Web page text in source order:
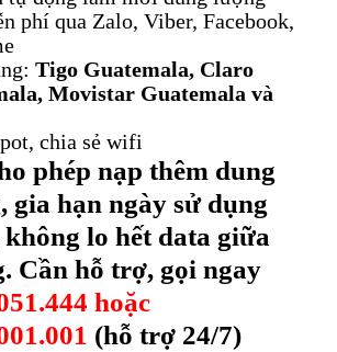
phí qua Zalo, Viber, Facebook,
Tigo Guatemala, Claro
Movistar Guatemala và
chia sẻ wifi
phép nạp thêm dung
gia hạn ngày sử dụng
lo hết data giữa
Cần hỗ trợ, gọi ngay
hoặc
(hỗ trợ 24/7)